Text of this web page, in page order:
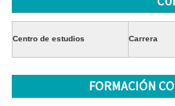
Centro de estudios Carrera
FORMACIÓN